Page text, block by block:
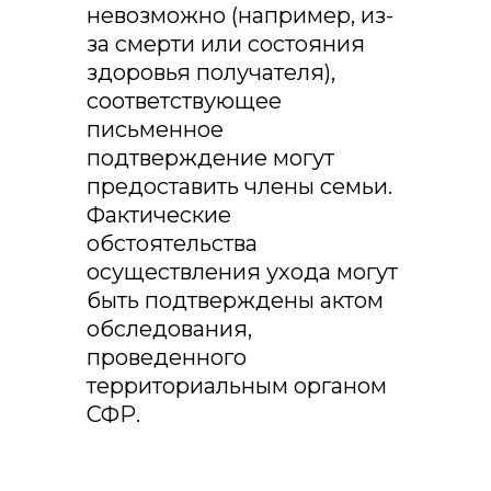
невозможно (например, из-
за смерти или состояния
здоровья получателя),
соответствующее
письменное
подтверждение могут
предоставить члены семьи.
Фактические
обстоятельства
осуществления ухода могут
быть подтверждены актом
обследования,
проведенного
территориальным органом
СФР.